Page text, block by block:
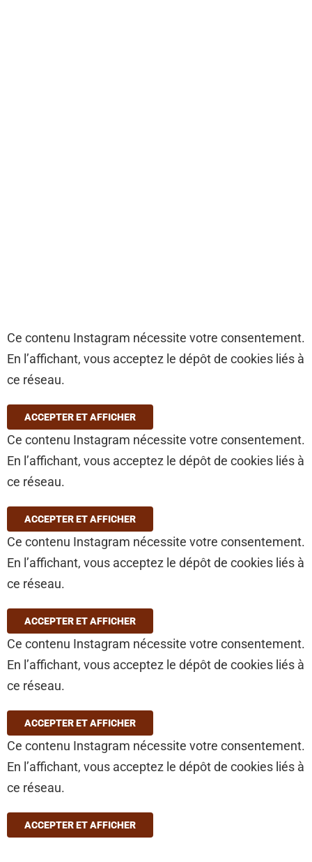
Ce contenu Instagram nécessite votre consentement.
En l’affichant, vous acceptez le dépôt de cookies liés à
ce réseau.
ACCEPTER ET AFFICHER
Ce contenu Instagram nécessite votre consentement.
En l’affichant, vous acceptez le dépôt de cookies liés à
ce réseau.
ACCEPTER ET AFFICHER
Ce contenu Instagram nécessite votre consentement.
En l’affichant, vous acceptez le dépôt de cookies liés à
ce réseau.
ACCEPTER ET AFFICHER
Ce contenu Instagram nécessite votre consentement.
En l’affichant, vous acceptez le dépôt de cookies liés à
ce réseau.
ACCEPTER ET AFFICHER
Ce contenu Instagram nécessite votre consentement.
En l’affichant, vous acceptez le dépôt de cookies liés à
ce réseau.
ACCEPTER ET AFFICHER